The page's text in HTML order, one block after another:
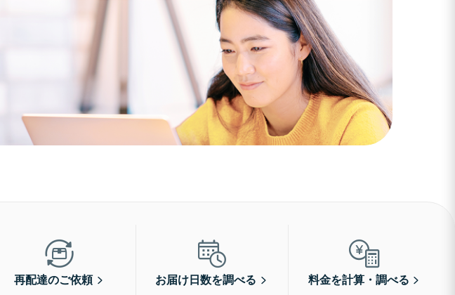
再配達のご依頼 お届け日数を調べる 料金を計算・調べる